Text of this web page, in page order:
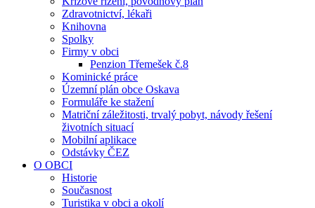
Zdravotnictví, lékaři
Knihovna
Spolky
Firmy v obci
Penzion Třemešek č.8
Kominické práce
Územní plán obce Oskava
Formuláře ke stažení
Matriční záležitosti, trvalý pobyt, návody řešení
životních situací
Mobilní aplikace
Odstávky ČEZ
O OBCI
Historie
Současnost
Turistika v obci a okolí